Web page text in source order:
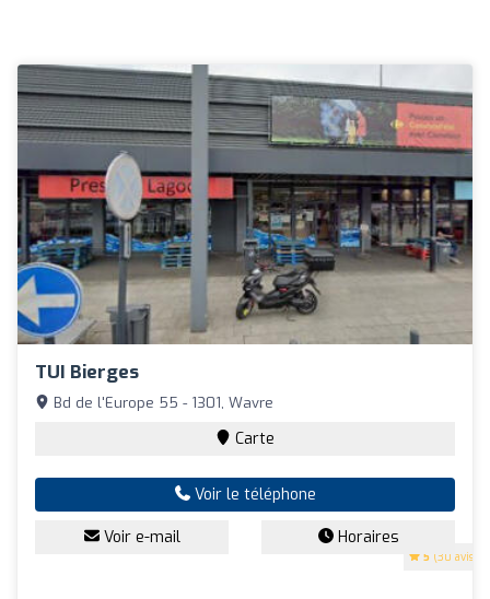
TUI Bierges
5 (30 avis)
Bd de l'Europe 55 - 1301, Wavre
Carte
Voir le téléphone
Voir e-mail Horaires